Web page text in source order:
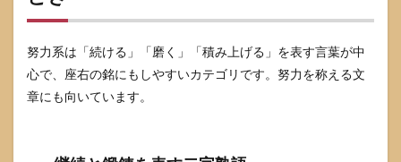
9.3
語は
絶対
ける
努力系は「続ける」「磨く」「積み上げる」を表す言葉が中
心で、座右の銘にもしやすいカテゴリです。努力を称える文
章にも向いています。